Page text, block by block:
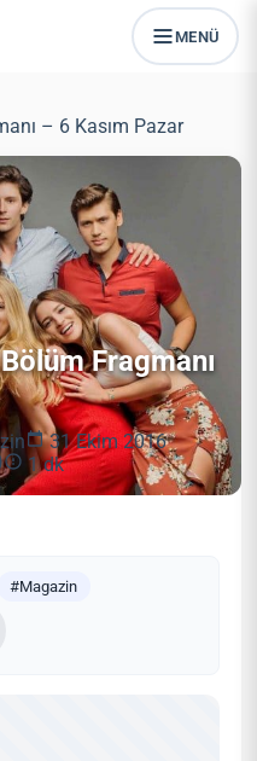
MENÜ
– 6 Kasım Pazar
Fragmanı
31 Ekim 2016
1 dk
#Magazin